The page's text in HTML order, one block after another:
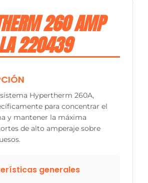
260 AMP
220439
Hypertherm 260A,
para concentrar el
y mantener la máxima
de alto amperaje sobre
generales